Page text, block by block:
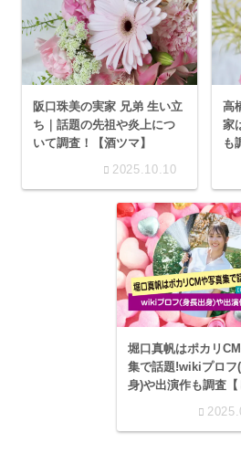
阪口珠美の実家 兄弟 生い立
ち｜話題の先祖や炎上につ
いて調査！【酒ツマ】
2025.10.10
高
家
も
堀口真帆はポカリ
集で話題!wikiプロフ
身)や出演作も調査【
り聞いタロウ 】